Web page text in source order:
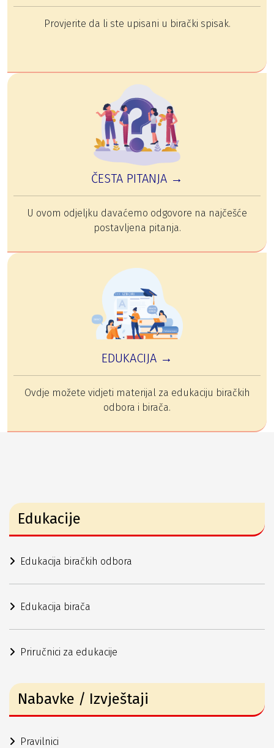
Provjerite da li ste upisani u birački spisak.
ČESTA PITANJA →
U ovom odjeljku davaćemo odgovore na najčešće
postavljena pitanja.
EDUKACIJA →
Ovdje možete vidjeti materijal za edukaciju biračkih
odbora i birača.
Edukacije
Edukacija biračkih odbora
Edukacija birača
Priručnici za edukacije
Nabavke / Izvještaji
Pravilnici